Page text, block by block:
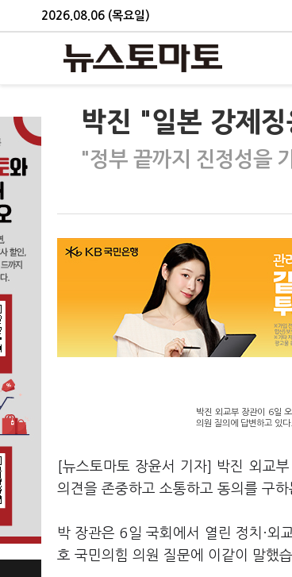
2026.08.06 (목요일)
박진 "일본 강제
"정부 끝까지 진정성을
박진 외교부 장관이 6일
의원 질의에 답변하고 있
[뉴스토마토 장윤서 기자] 박진 외교
의견을 존중하고 소통하고 동의를 구
박 장관은 6일 국회에서 열린 정치·외
호 국민의힘 의원 질문에 이같이 말했